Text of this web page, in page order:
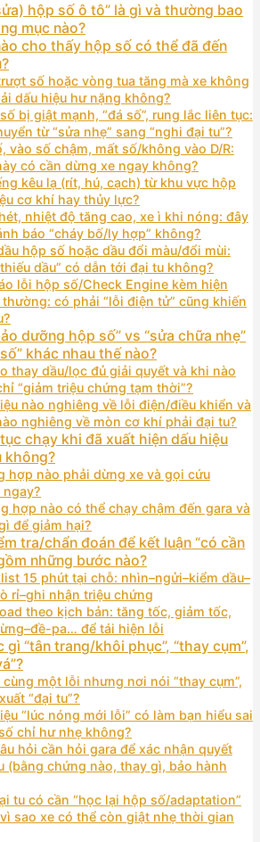
hộp số ô tô” là gì và thường bao
mục nào?
cho thấy hộp số có thể đã đến
số hoặc vòng tua tăng mà xe không
dấu hiệu hư nặng không?
bị giật mạnh, “đá số”, rung lắc liên tục:
từ “sửa nhẹ” sang “nghi đại tu”?
vào số chậm, mất số/không vào D/R:
có cần dừng xe ngay không?
kêu lạ (rít, hú, cạch) từ khu vực hộp
cơ khí hay thủy lực?
nhiệt độ tăng cao, xe ì khi nóng: đây
báo “cháy bố/ly hợp” không?
hộp số hoặc dầu đổi màu/đổi mùi:
dầu” có dẫn tới đại tu không?
lỗi hộp số/Check Engine kèm hiện
có phải “lỗi điện tử” cũng khiến
dưỡng hộp số” vs “sửa chữa nhẹ”
khác nhau thế nào?
thay dầu/lọc đủ giải quyết và khi nào
“giảm triệu chứng tạm thời”?
nào nghiêng về lỗi điện/điều khiển và
nghiêng về mòn cơ khí phải đại tu?
chạy khi đã xuất hiện dấu hiệu
không?
hợp nào phải dừng xe và gọi cứu
hợp nào có thể chạy chậm đến gara và
để giảm hại?
tra/chẩn đoán để kết luận “có cần
những bước nào?
15 phút tại chỗ: nhìn–ngửi–kiểm dầu–
rỉ–ghi nhận triệu chứng
theo kịch bản: tăng tốc, giảm tốc,
pa… để tái hiện lỗi
gì “tân trang/khôi phục”, “thay cụm”,
cùng một lỗi nhưng nơi nói “thay cụm”,
“đại tu”?
“lúc nóng mới lỗi” có làm bạn hiểu sai
chỉ hư nhẹ không?
hỏi cần hỏi gara để xác nhận quyết
(bằng chứng nào, thay gì, bảo hành
tu có cần “học lại hộp số/adaptation”
sao xe có thể còn giật nhẹ thời gian